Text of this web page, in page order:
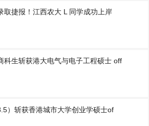
取捷报！江西农大 L 同学成功上岸
科生斩获港大电气与电子工程硕士 off
）斩获香港城市大学创业学硕士of